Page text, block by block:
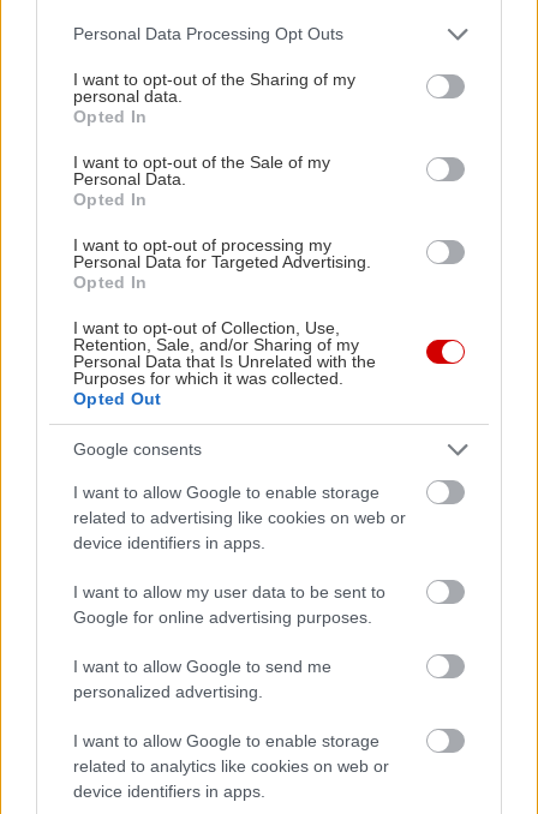
Please note that this website/app uses one or more Google
not limited to your visit or usage behaviour. You may click to
grant or deny consent to Google and its third-party tags to
use your data for below specified purposes in below Google
consent section.
Personal Data Processing Opt Outs
I want to opt-out of the Sharing of my
personal data.
Opted In
I want to opt-out of the Sale of my
Personal Data.
Opted In
I want to opt-out of processing my
Personal Data for Targeted Advertising.
Opted In
I want to opt-out of Collection, Use,
Retention, Sale, and/or Sharing of my
Personal Data that Is Unrelated with the
Purposes for which it was collected.
Opted Out
Google consents
I want to allow Google to enable storage
related to advertising like cookies on web or
device identifiers in apps.
I want to allow my user data to be sent to
Google for online advertising purposes.
I want to allow Google to send me
personalized advertising.
I want to allow Google to enable storage
related to analytics like cookies on web or
device identifiers in apps.
μακριά. Και είναι μια πεζοπορία που προσφέρει κι
αυτή άφθονο θέαμα, με ερείπια μεσαιωνικών
οχυρών και τη μικρή εκκλησία του Αγίου
Εβροπούλοι
Δεν είναι μόνο ένα ακόμα γραφικό, κουκλίστικο
χωριό της Κέρκυρας. Που είναι, και σίγουρα θα